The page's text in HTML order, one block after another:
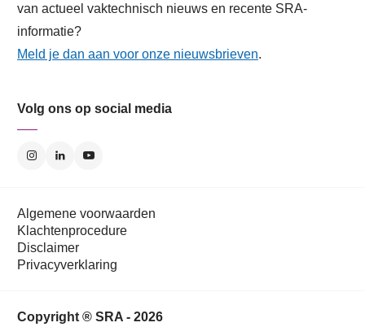
van actueel vaktechnisch nieuws en recente SRA-
informatie?
Meld je dan aan voor onze nieuwsbrieven.
Volg ons op social media
Algemene voorwaarden
Klachtenprocedure
Disclaimer
Privacyverklaring
Copyright ® SRA - 2026